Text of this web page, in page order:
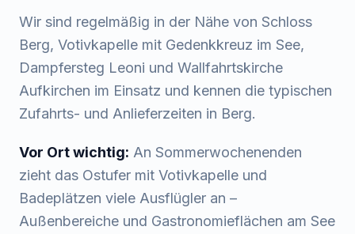
Wir sind regelmäßig in der Nähe von Schloss
Berg, Votivkapelle mit Gedenkkreuz im See,
Dampfersteg Leoni und Wallfahrtskirche
Aufkirchen im Einsatz und kennen die typischen
Zufahrts- und Anlieferzeiten in Berg.
Vor Ort wichtig: An Sommerwochenenden
zieht das Ostufer mit Votivkapelle und
Badeplätzen viele Ausflügler an –
Außenbereiche und Gastronomieflächen am See